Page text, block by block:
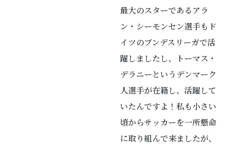
最大のスターであるアラ
ン・シーモンセン選手もド
イツのブンデスリーガで活
躍しましたし、トーマス・
デラニーというデンマーク
人選手が在籍し、活躍して
いたんですよ！私も小さい
頃からサッカーを一所懸命
に取り組んで来ましたが、